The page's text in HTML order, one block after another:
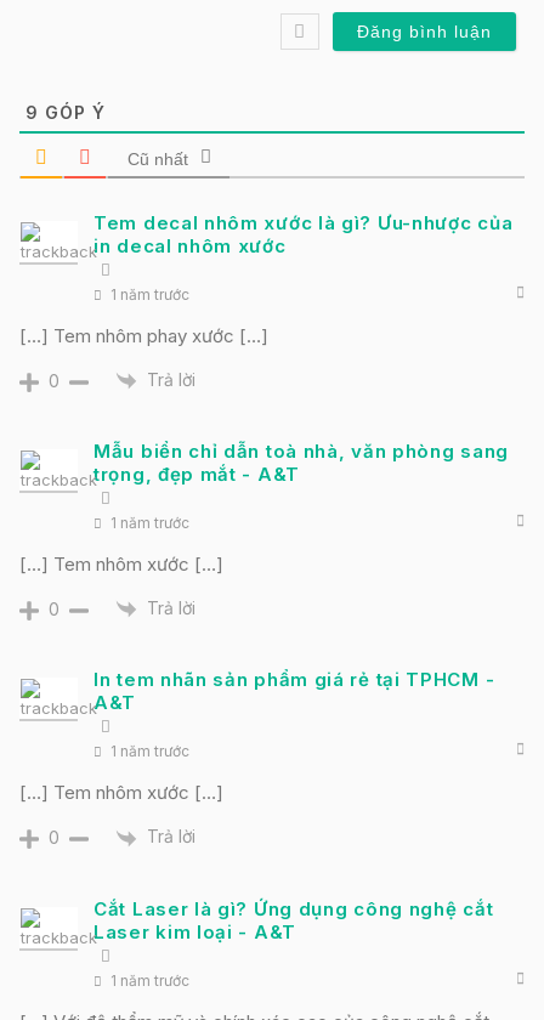
9 GÓP Ý
Cũ nhất
Tem decal nhôm xước là gì? Ưu-nhược của
in decal nhôm xước
1 năm trước
[…] Tem nhôm phay xước […]
0 Trả lời
Mẫu biển chỉ dẫn toà nhà, văn phòng sang
trọng, đẹp mắt - A&T
1 năm trước
[…] Tem nhôm xước […]
0 Trả lời
In tem nhãn sản phẩm giá rẻ tại TPHCM -
A&T
1 năm trước
[…] Tem nhôm xước […]
0 Trả lời
Cắt Laser là gì? Ứng dụng công nghệ cắt
Laser kim loại - A&T
1 năm trước